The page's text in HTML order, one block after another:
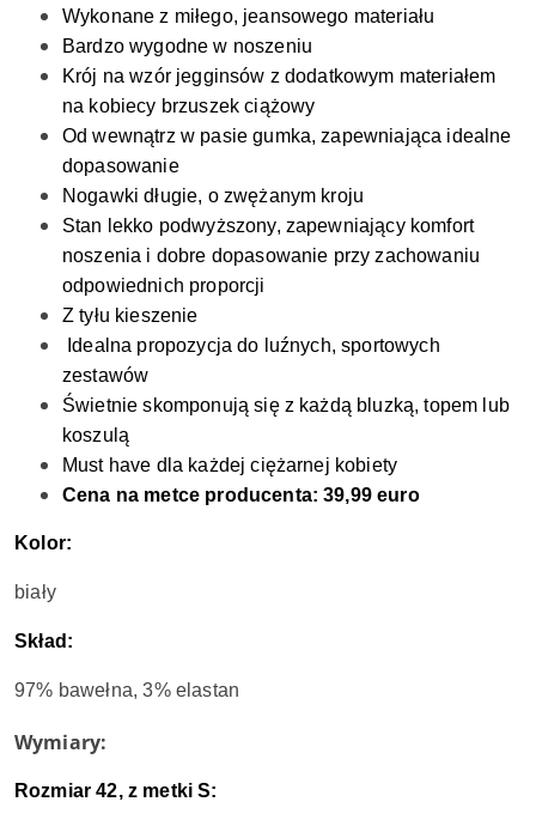
Wykonane z miłego, jeansowego materiału
Bardzo wygodne w noszeniu
Krój na wzór jegginsów z dodatkowym materiałem
na kobiecy brzuszek ciążowy
Od wewnątrz w pasie gumka, zapewniająca idealne
dopasowanie
Nogawki długie, o zwężanym kroju
Stan lekko podwyższony, zapewniający komfort
noszenia i dobre dopasowanie przy zachowaniu
odpowiednich proporcji
Z tyłu kieszenie
Idealna propozycja do luźnych, sportowych
zestawów
Świetnie skomponują się z każdą bluzką, topem lub
koszulą
Must have dla każdej ciężarnej kobiety
Cena na metce producenta: 39,99 euro
Kolor:
biały
Skład:
97% bawełna, 3% elastan
Wymiary:
Rozmiar 42, z metki S: